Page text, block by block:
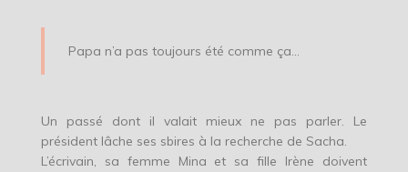
Papa n’a pas toujours été comme ça…
Un passé dont il valait mieux ne pas parler. Le
président lâche ses sbires à la recherche de Sacha.
L’écrivain, sa femme Mina et sa fille Irène doivent